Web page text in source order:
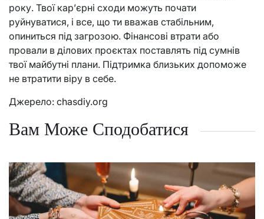
року. Твої кар’єрні сходи можуть почати
руйнуватися, і все, що ти вважав стабільним,
опиниться під загрозою. Фінансові втрати або
провали в ділових проєктах поставлять під сумнів
твої майбутні плани. Підтримка близьких допоможе
не втратити віру в себе.
Джерело: chasdiy.org
Вам Може Сподобатися